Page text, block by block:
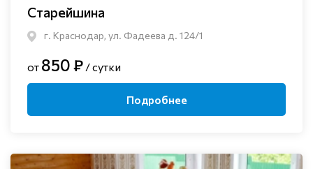
Старейшина
г. Краснодар, ул. Фадеева д. 124/1
от 850 ₽ / сутки
Подробнее